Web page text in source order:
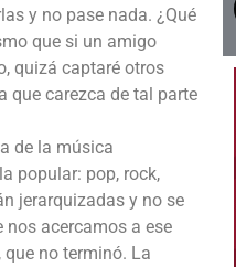
y no pase nada. ¿Qué
que si un amigo
quizá captaré otros
que carezca de tal parte
de la música
popular: pop, rock,
jerarquizadas y no se
nos acercamos a ese
no terminó. La